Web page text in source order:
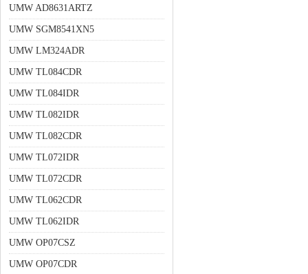
UMW AD8631ARTZ
UMW SGM8541XN5
UMW LM324ADR
UMW TL084CDR
UMW TL084IDR
UMW TL082IDR
UMW TL082CDR
UMW TL072IDR
UMW TL072CDR
UMW TL062CDR
UMW TL062IDR
UMW OP07CSZ
UMW OP07CDR